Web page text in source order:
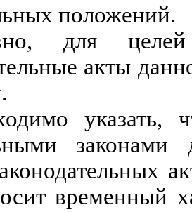
положений.
для
акты
указать,
законами
временный